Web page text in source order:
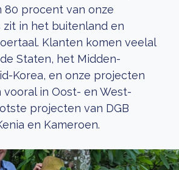
80 procent van onze
zit in het buitenland en
Klanten komen veelal
Staten, het Midden-
Korea, en onze projecten
vooral in Oost- en West-
projecten van DGB
en Kameroen.